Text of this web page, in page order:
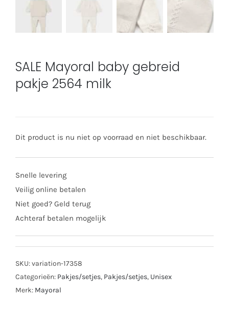
SALE Mayoral baby gebreid
pakje 2564 milk
Dit product is nu niet op voorraad en niet beschikbaar.
Snelle levering
Veilig online betalen
Niet goed? Geld terug
Achteraf betalen mogelijk
SKU:variation-17358
Categorieën: Pakjes/setjes, Pakjes/setjes, Unisex
Merk: Mayoral